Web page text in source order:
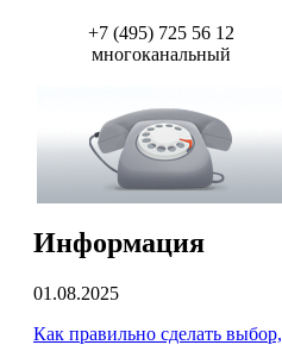
+7 (495) 725 56 12
многоканальный
Информация
01.08.2025
Как правильно сделать выбор,